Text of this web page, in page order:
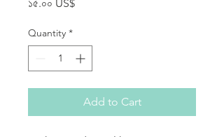
১৫.০০ US$
Quantity *
Add to Cart